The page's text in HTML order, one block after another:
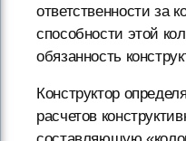
ответственности за
способности этой
обязанность
Конструктор
расчетов